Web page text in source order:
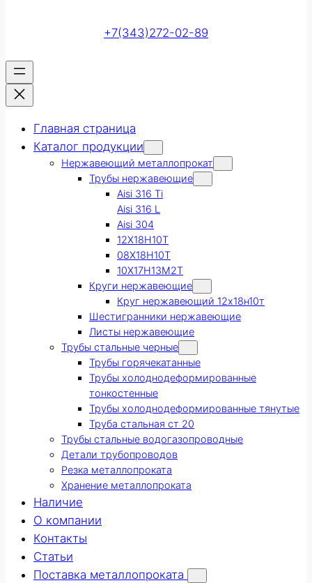
+7(343)272-02-89
Главная страница
Каталог продукции
Нержавеющий металлопрокат
Трубы нержавеющие
Aisi 316 Ti
Aisi 316 L
Aisi 304
12Х18Н10Т
08Х18Н10Т
10Х17Н13М2Т
Круги нержавеющие
Круг нержавеющий 12х18н10т
Шестигранники нержавеющие
Листы нержавеющие
Трубы стальные черные
Трубы горячекатанные
Трубы холоднодеформированные
тонкостенные
Трубы холоднодеформированные тянутые
Труба стальная ст 20
Трубы стальные водогазопроводные
Детали трубопроводов
Резка металлопроката
Хранение металлопроката
Наличие
О компании
Контакты
Статьи
Поставка металлопроката